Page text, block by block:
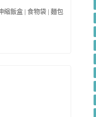
縮飯盒 | 食物袋 | 麵包